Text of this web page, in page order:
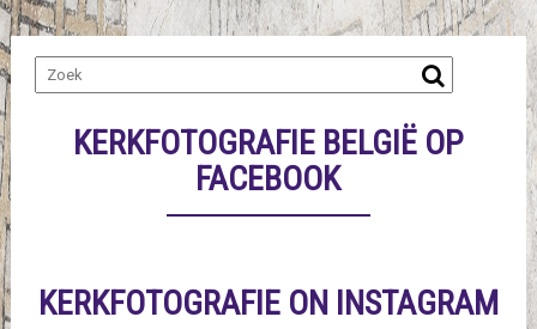
KERKFOTOGRAFIE BELGIË OP
FACEBOOK
KERKFOTOGRAFIE ON INSTAGRAM